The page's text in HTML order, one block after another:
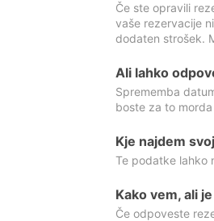
Če ste opravili
vaše rezervacije
dodaten strošek.
Ali lahko
Sprememba
boste za to
Kje najdem
Te podatke lahko
Kako vem, ali
Če odpoveste